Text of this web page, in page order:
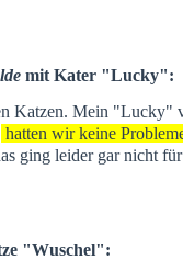
mit Kater "Lucky":
Katzen. Mein "Lucky"
hatten wir keine
ging leider gar nicht
"Wuschel":